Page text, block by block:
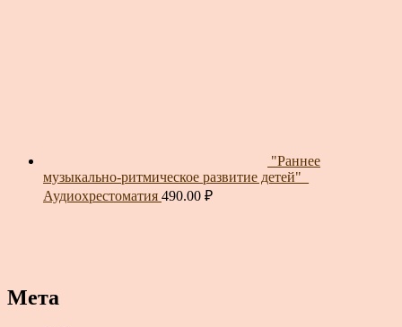
"Раннее
музыкально-ритмическое развитие детей"_
Аудиохрестоматия 490.00 ₽
Мета